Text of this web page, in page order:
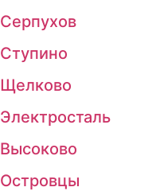
Серпухов
Ступино
Щелково
Электросталь
Высоково
Островцы